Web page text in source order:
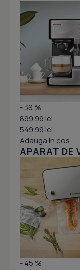
- 39 %
899.99 lei
549.99 lei
Adauga in cos
APARAT DE
- 45 %